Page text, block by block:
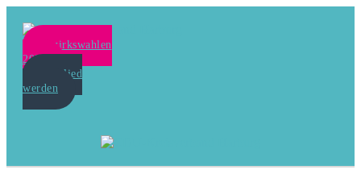
Bezirkswahlen
2024
Mitglied
werden